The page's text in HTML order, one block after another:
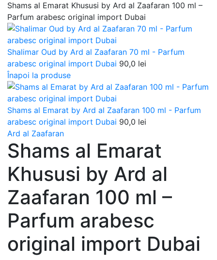
Shams al Emarat Khususi by Ard al Zaafaran 100 ml –
Parfum arabesc original import Dubai
Shalimar Oud by Ard al Zaafaran 70 ml - Parfum
arabesc original import Dubai 90,0 lei
Înapoi la produse
Shams al Emarat by Ard al Zaafaran 100 ml - Parfum
arabesc original import Dubai 90,0 lei
Ard al Zaafaran
Shams al Emarat
Khususi by Ard al
Zaafaran 100 ml –
Parfum arabesc
original import Dubai